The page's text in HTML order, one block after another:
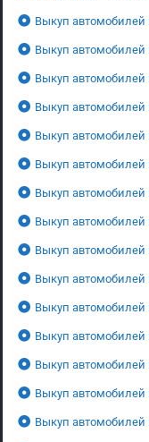
Выкуп
Выкуп
Выкуп автомобилей
Выкуп автомобилей
Выкуп автомобилей
Выкуп
Выкуп автомобилей
Выкуп автомобилей
Выкуп автомобилей
Выкуп автомобилей
Выкуп автомобилей
Выкуп
Выкуп автомобилей
Выкуп автомобилей
Выкуп автомобилей